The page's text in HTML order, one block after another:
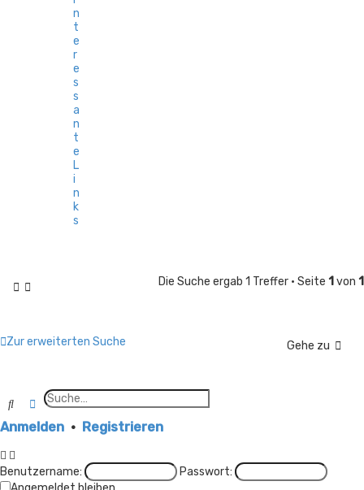
n
t
e
r
e
s
s
a
n
t
e
L
i
n
k
s
Die Suche ergab 1 Treffer • Seite 1 von 1
Zur erweiterten Suche Gehe zu
SucheErweiterte Suche
Anmelden • Registrieren
Benutzername:
Passwort: